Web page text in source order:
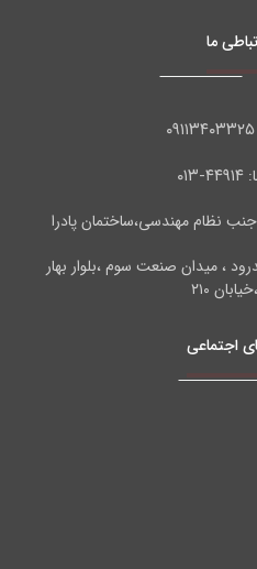
ما
۰۹۱۱۳۴۰۳۳۲۵
۴۴۹۱۴-۰۱۳
نظام مهندسی،ساختمان پادرا
، میدان صنعت سوم ،بلوار بهار
۲۱۰
اجتماعی